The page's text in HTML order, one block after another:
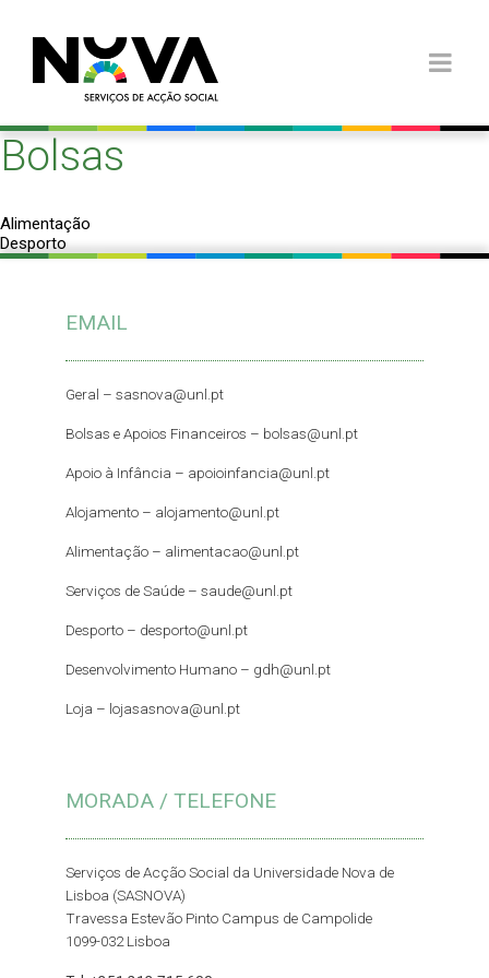
Bolsas
Navegação
de
artigos
Alimentação
Desporto
EMAIL
Geral – sasnova@unl.pt
Bolsas e Apoios Financeiros – bolsas@unl.pt
Apoio à Infância – apoioinfancia@unl.pt
Alojamento – alojamento@unl.pt
Alimentação – alimentacao@unl.pt
Serviços de Saúde – saude@unl.pt
Desporto – desporto@unl.pt
Desenvolvimento Humano – gdh@unl.pt
Loja – lojasasnova@unl.pt
MORADA / TELEFONE
Serviços de Acção Social da Universidade Nova de
Lisboa (SASNOVA)
Travessa Estevão Pinto Campus de Campolide
1099-032 Lisboa